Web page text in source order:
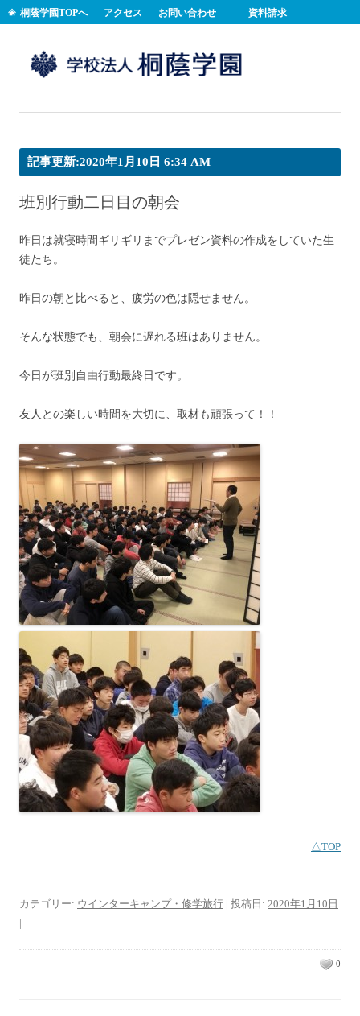
桐蔭学園TOPへ アクセス お問い合わせ 資料請求
記事更新:2020年1月10日 6:34 AM
班別行動二日目の朝会
昨日は就寝時間ギリギリまでプレゼン資料の作成をしていた生
徒たち。
昨日の朝と比べると、疲労の色は隠せません。
そんな状態でも、朝会に遅れる班はありません。
今日が班別自由行動最終日です。
友人との楽しい時間を大切に、取材も頑張って！！
△TOP
カテゴリー: ウインターキャンプ・修学旅行 | 投稿日: 2020年1月10日
|
0